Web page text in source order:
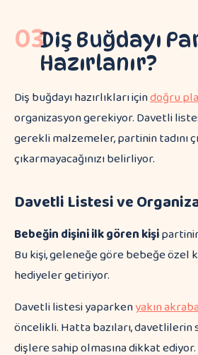
03Diş Buğdayı
Hazırlanır?
Diş buğdayı hazırlıkları içindoğru
organizasyon gerekiyor. Davetli
gerekli malzemeler, partinin tadını
çıkarmayacağınızı belirliyor.
Davetli Listesi ve
Bebeğin dişini ilk gören kişi
Bu kişi, geleneğe göre bebeğe özel
hediyeler getiriyor.
Davetli listesi yaparkenyakın
öncelikli. Hatta bazıları, davetlilerin
dişlere sahip olmasına dikkat ediyor.